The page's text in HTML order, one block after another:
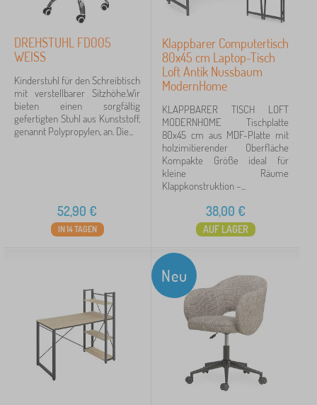
Suche innerhalb des filters
Unterkategorien
Tags
Löschen FILTERN
DREHSTUHL FD005
WEISS
Kinderstuhl für den Schreibtisch
mit verstellbarer Sitzhöhe.Wir
bieten einen sorgfältig
gefertigten Stuhl aus Kunststoff,
genannt Polypropylen, an. Die...
52,90 €
IN 14 TAGEN
Klappbarer Computertisch
80x45 cm Laptop-Tisch
Loft Antik Nussbaum
ModernHome
KLAPPBARER TISCH LOFT
MODERNHOME Tischplatte
80x45 cm aus MDF-Platte mit
holzimitierender Oberfläche
Kompakte Größe ideal für
kleine Räume
Klappkonstruktion –...
38,00 €
AUF LAGER
Neu